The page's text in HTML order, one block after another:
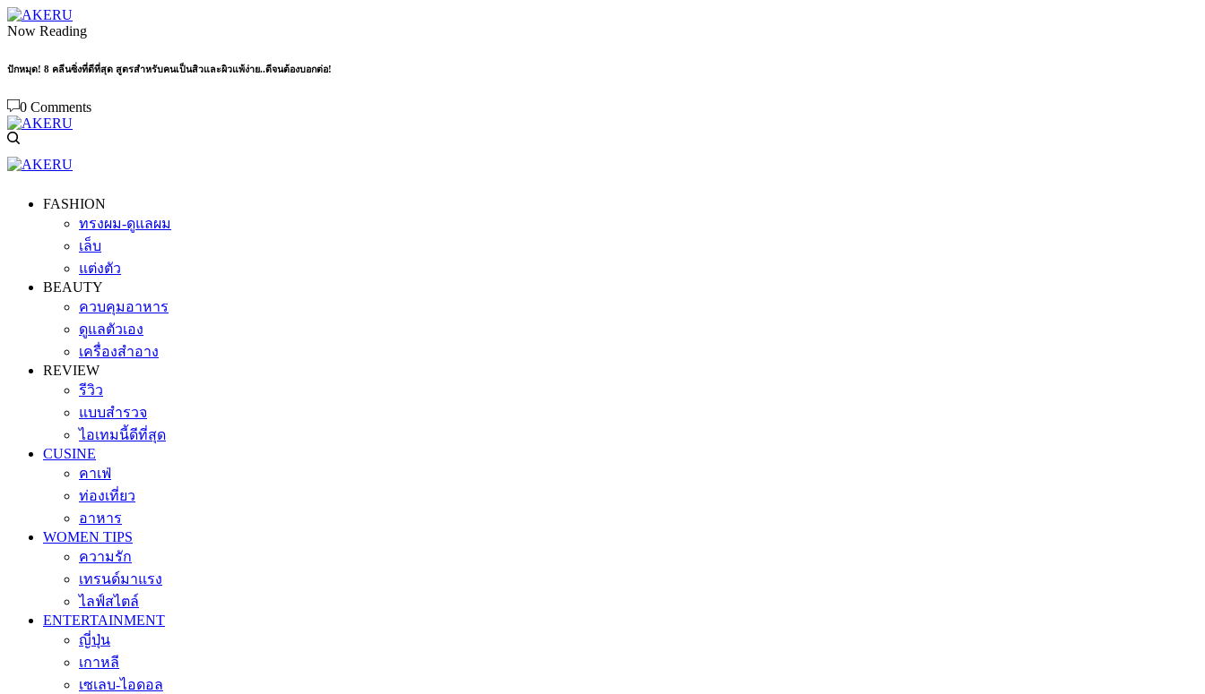
Now Reading
ปักหมุด! 8 คลีนซิ่งที่ดีที่สุด สูตรสำหรับคนเป็นสิวและผิวแพ้ง่าย..ดีจนต้องบอกต่อ!
0 Comments
FASHION
ทรงผม-ดูแลผม
เล็บ
แต่งตัว
BEAUTY
ควบคุมอาหาร
ดูแลตัวเอง
เครื่องสำอาง
REVIEW
รีวิว
แบบสำรวจ
ไอเทมนี้ดีที่สุด
CUSINE
คาเฟ่
ท่องเที่ยว
อาหาร
WOMEN TIPS
ความรัก
เทรนด์มาแรง
ไลฟ์สไตล์
ENTERTAINMENT
ญี่ปุ่น
เกาหลี
เซเลบ-ไอดอล